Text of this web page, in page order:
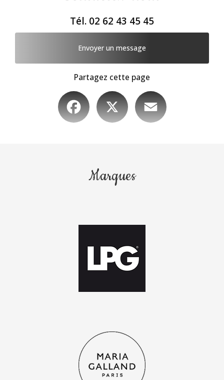
Tél. 02 62 43 45 45
Envoyer un message
Partagez cette page
Facebook
Marques